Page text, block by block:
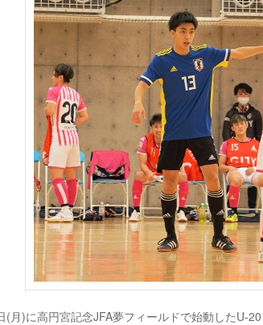
(月)に高円宮記念JFA夢フィールドで始動したU-